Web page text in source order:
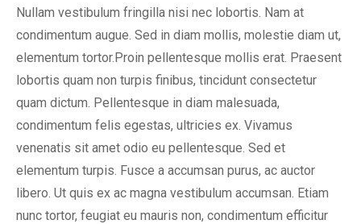
Nullam vestibulum fringilla nisi nec lobortis. Nam at
condimentum augue. Sed in diam mollis, molestie diam ut,
elementum tortor.Proin pellentesque mollis erat. Praesent
lobortis quam non turpis finibus, tincidunt consectetur
quam dictum. Pellentesque in diam malesuada,
condimentum felis egestas, ultricies ex. Vivamus
venenatis sit amet odio eu pellentesque. Sed et
elementum turpis. Fusce a accumsan purus, ac auctor
libero. Ut quis ex ac magna vestibulum accumsan. Etiam
nunc tortor, feugiat eu mauris non, condimentum efficitur